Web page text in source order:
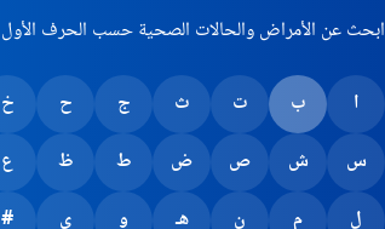
ابحث عن الأمراض والحالات الصحية حسب الحرف الأول
ا ب ت ث ج ح خ
س
ش ص ض ط ظ ع
ل
م ن هـ و ي #